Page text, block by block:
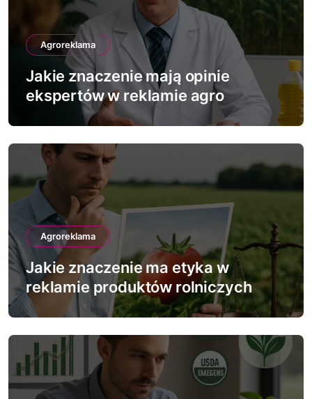
i
s
u
Agroreklama
Jakie znaczenie mają opinie
ekspertów w reklamie agro
Agroreklama
Jakie znaczenie ma etyka w
reklamie produktów rolniczych